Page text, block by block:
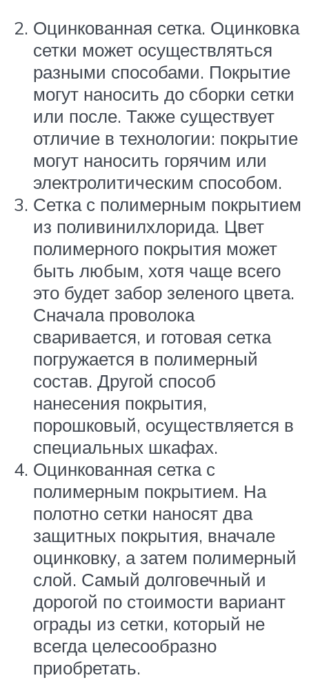
Оцинкованная сетка. Оцинковка
сетки может осуществляться
разными способами. Покрытие
могут наносить до сборки сетки
или после. Также существует
отличие в технологии: покрытие
могут наносить горячим или
электролитическим способом.
Сетка с полимерным покрытием
из поливинилхлорида. Цвет
полимерного покрытия может
быть любым, хотя чаще всего
это будет забор зеленого цвета.
Сначала проволока
сваривается, и готовая сетка
погружается в полимерный
состав. Другой способ
нанесения покрытия,
порошковый, осуществляется в
специальных шкафах.
Оцинкованная сетка с
полимерным покрытием. На
полотно сетки наносят два
защитных покрытия, вначале
оцинковку, а затем полимерный
слой. Самый долговечный и
дорогой по стоимости вариант
ограды из сетки, который не
всегда целесообразно
приобретать.